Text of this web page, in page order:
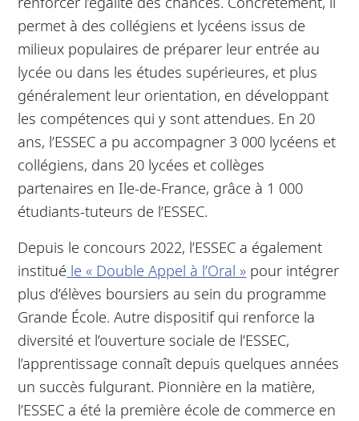
permet à des collégiens et lycéens issus de
milieux populaires de préparer leur entrée au
lycée ou dans les études supérieures, et plus
généralement leur orientation, en développant
les compétences qui y sont attendues. En 20
ans, l’ESSEC a pu accompagner 3 000 lycéens et
collégiens, dans 20 lycées et collèges
partenaires en Ile-de-France, grâce à 1 000
étudiants-tuteurs de l’ESSEC.
Depuis le concours 2022, l’ESSEC a également
institué le« Double Appel à l’Oral » pour intégrer
plus d’élèves boursiers au sein du programme
Grande École. Autre dispositif qui renforce la
diversité et l’ouverture sociale de l’ESSEC,
l’apprentissage connaît depuis quelques années
un succès fulgurant. Pionnière en la matière,
l’ESSEC a été la première école de commerce en